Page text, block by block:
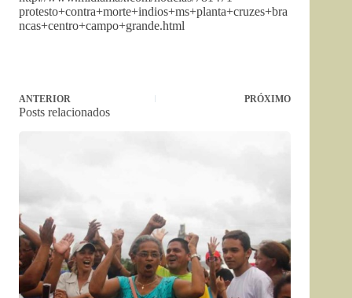
protesto+contra+morte+indios+ms+planta+cruzes+bra
ncas+centro+campo+grande.html
ANTERIOR PRÓXIMO
Posts relacionados